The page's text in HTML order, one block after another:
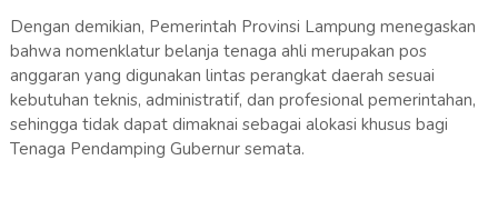
Dengan demikian, Pemerintah Provinsi Lampung menegaskan
bahwa nomenklatur belanja tenaga ahli merupakan pos
anggaran yang digunakan lintas perangkat daerah sesuai
kebutuhan teknis, administratif, dan profesional pemerintahan,
sehingga tidak dapat dimaknai sebagai alokasi khusus bagi
Tenaga Pendamping Gubernur semata.